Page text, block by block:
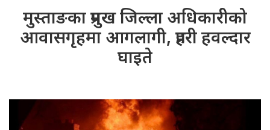
मुस्ताङका प्रमुख जिल्ला अधिकारीको
आवासगृहमा आगलागी, प्रहरी हवल्दार
घाइते